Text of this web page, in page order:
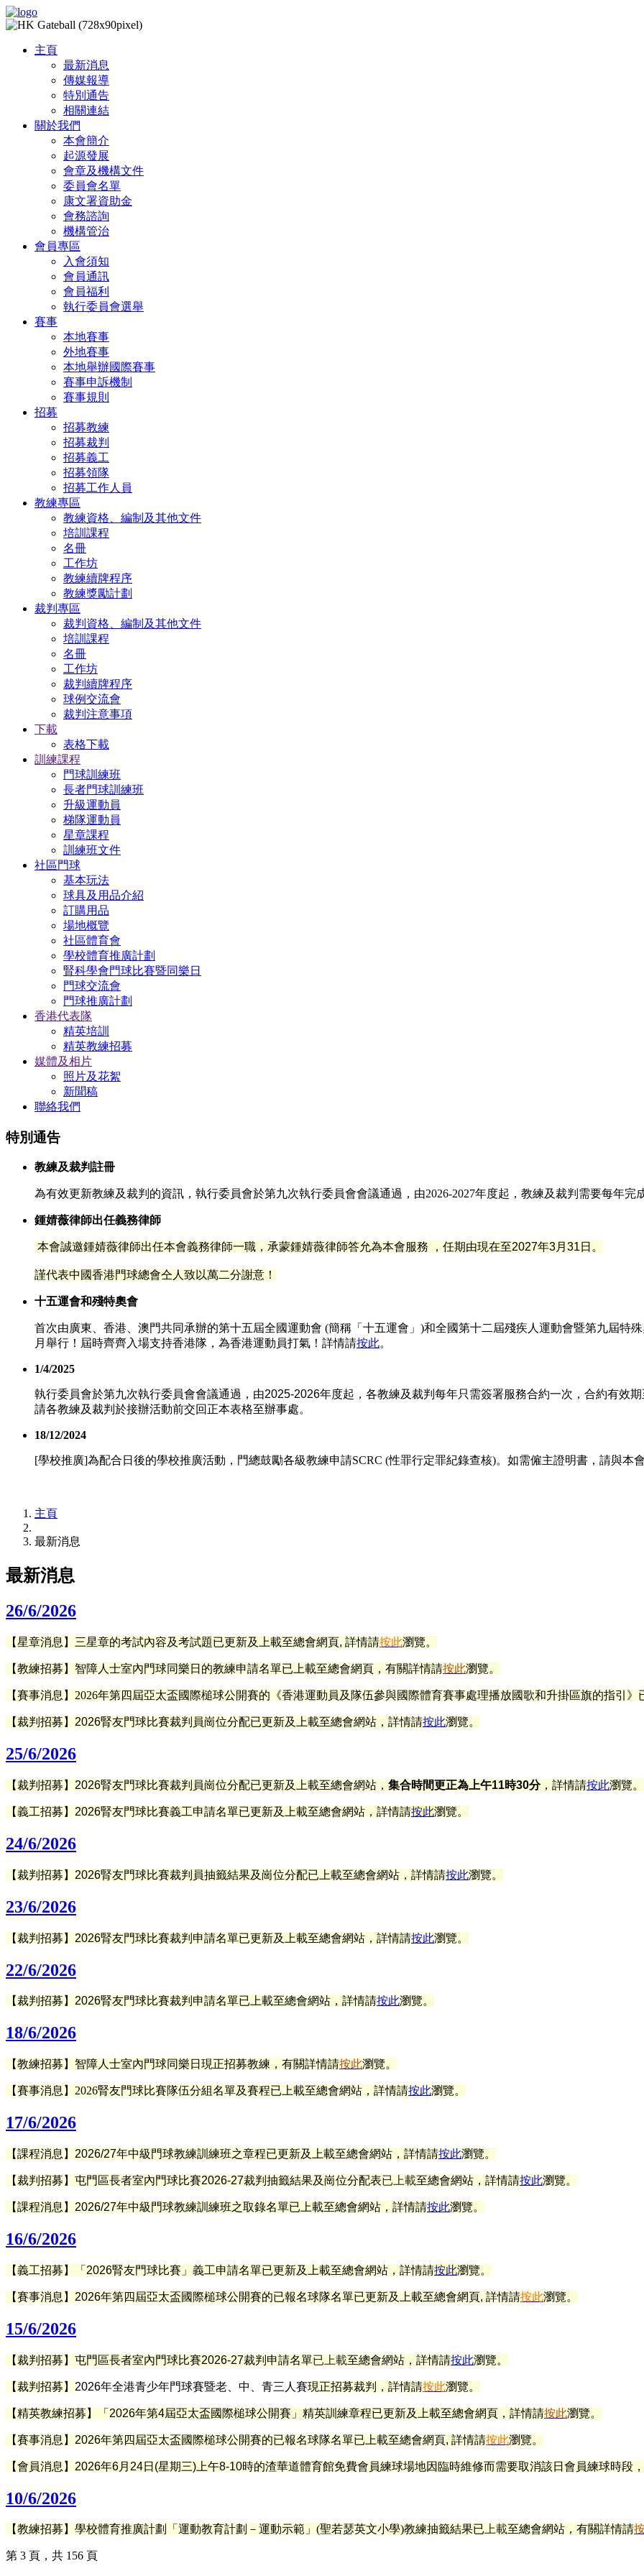
主頁
最新消息
傳媒報導
特別通告
相關連結
關於我們
本會簡介
起源發展
會章及機構文件
委員會名單
康文署資助金
會務諮詢
機構管治
會員專區
入會須知
會員通訊
會員福利
執行委員會選舉
賽事
本地賽事
外地賽事
本地舉辦國際賽事
賽事申訴機制
賽事規則
招募
招募教練
招募裁判
招募義工
招募領隊
招募工作人員
教練專區
教練資格、編制及其他文件
培訓課程
名冊
工作坊
教練續牌程序
教練獎勵計劃
裁判專區
裁判資格、編制及其他文件
培訓課程
名冊
工作坊
裁判續牌程序
球例交流會
裁判注意事項
下載
表格下載
訓練課程
門球訓練班
長者門球訓練班
升級運動員
梯隊運動員
星章課程
訓練班文件
社區門球
基本玩法
球具及用品介紹
訂購用品
場地概覽
社區體育會
學校體育推廣計劃
腎科學會門球比賽暨同樂日
門球交流會
門球推廣計劃
香港代表隊
精英培訓
精英教練招募
媒體及相片
照片及花絮
新聞稿
聯絡我們
特別通告
教練及裁判註冊
為有效更新教練及裁判的資訊，執行委員會於第九次執行委員會會議通過，由2026-2027年度起，教練及裁判需要每年完
鍾婧薇律師出任義務律師
本會誠邀鍾婧薇律師出任本會義務律師一職，承蒙鍾婧薇律師答允為本會服務 ，任期由現在至2027年3月31日。
謹代表中國香港門球總會仝人致以萬二分謝意！
十五運會和殘特奧會
首次由廣東、香港、澳門共同承辦的第十五屆全國運動會 (簡稱「十五運會」)和全國第十二屆殘疾人運動會暨第九屆特
月舉行！屆時齊齊入場支持香港隊，為香港運動員打氣！詳情請按此。
1/4/2025
執行委員會於第九次執行委員會會議通過，由2025-2026年度起，各教練及裁判每年只需簽署服務合約一次，合約有效
請各教練及裁判於接辦活動前交回正本表格至辦事處。
18/12/2024
[學校推廣]為配合日後的學校推廣活動，門總鼓勵各級教練申請SCRC (性罪行定罪紀錄查核)。如需僱主證明書，請與本
主頁
最新消息
最新消息
26/6/2026
【星章消息】三星章的考試內容及考試題已更新及上載至總會網頁, 詳情請按此瀏覽。
【教練招募 】智障人士室內門球同樂日的教練申請名單已 上載至總會網頁 ，有關詳情請按此瀏覽。
【賽事消息】2026年第四屆亞太盃國際槌球公開賽的 《香港運動員及隊伍參與國際體育賽事處理播放國歌和升掛區旗的指引 》
【裁判招募】2026腎友門球比賽裁判員崗位分配已更新及上載至總會網站 ， 詳情請按此瀏覽。
25/6/2026
【裁判招募】2026腎友門球比賽裁判員崗位分配已更新及 上載至總會網站 ， 集合時間更正為上午11時30分， 詳情請按此瀏覽。
【義工招募】2026腎友門球比賽義工申請名單已更新及上載至總會網站 ，詳情請按此瀏覽。
24/6/2026
【裁判招募】2026腎友門球比賽裁判員抽籤結果及崗位分配已上載至總會網站 ， 詳情請按此瀏覽。
23/6/2026
【裁判招募】2026腎友門球比賽裁判申請名單已更新及上載至總會網站 ， 詳情請按此瀏覽。
22/6/2026
【裁判招募】2026腎友門球比賽裁判申請名單已上載至總會網站 ， 詳情請按此瀏覽。
18/6/2026
【教練招募 】智障人士室內門球同樂日現正招募教練，有關詳情請按此瀏覽。
【賽事消息】2026腎友門球比賽隊伍分組名單及賽程已上載至總會網站 ，詳情請按此瀏覽。
17/6/2026
【課程消息】2026/27年中級門球教練訓練班之章程已更新及上載至總會網站，詳情請按此瀏覽。
【裁判招募】屯門區長者室內門球比賽2026-27裁判抽籤結果及崗位分配表已上載至總會網站 ， 詳情請按此瀏覽。
【課程消息】2026/27年中級門球教練訓練班之取錄名單已上載至總會網站，詳情請按此瀏覽。
16/6/2026
【義工招募】「2026腎友門球比賽」義工申請名單已更新及上載至總會網站 ，詳情請按此瀏覽。
【賽事消息】2026年第四屆亞太盃國際槌球公開賽的已報名球隊名單已更新及上載至總會網頁, 詳情請按此瀏覽。
15/6/2026
【裁判招募】屯門區長者室內門球比賽2026-27裁判申請名單已上載至總會網站 ， 詳情請按此瀏覽。
【裁判招募】 2026年全港青少年門球賽暨老、中、青三人賽現正招募裁判，詳情請按此瀏覽。
【精英教練招募】「2026年第4屆亞太盃國際槌球公開賽」 精英訓練章程已更新及 上載至總會網頁 ，詳情請按此瀏覽。
【賽事消息】2026年第四屆亞太盃國際槌球公開賽的已報名球隊名單已上載至總會網頁, 詳情請按此瀏覽。
【會員消息】 2026年6月24日(星期三)上午8-10時的渣華道體育館免費會員練球場地因臨時維修而需要取消該日會員練球時段
10/6/2026
【教練招募 】學校體育推廣計劃「運動教育計劃－運動示範」(聖若瑟英文小學)教練抽籤結果已上載至總會網站 ，有關詳情請
第 3 頁，共 156 頁